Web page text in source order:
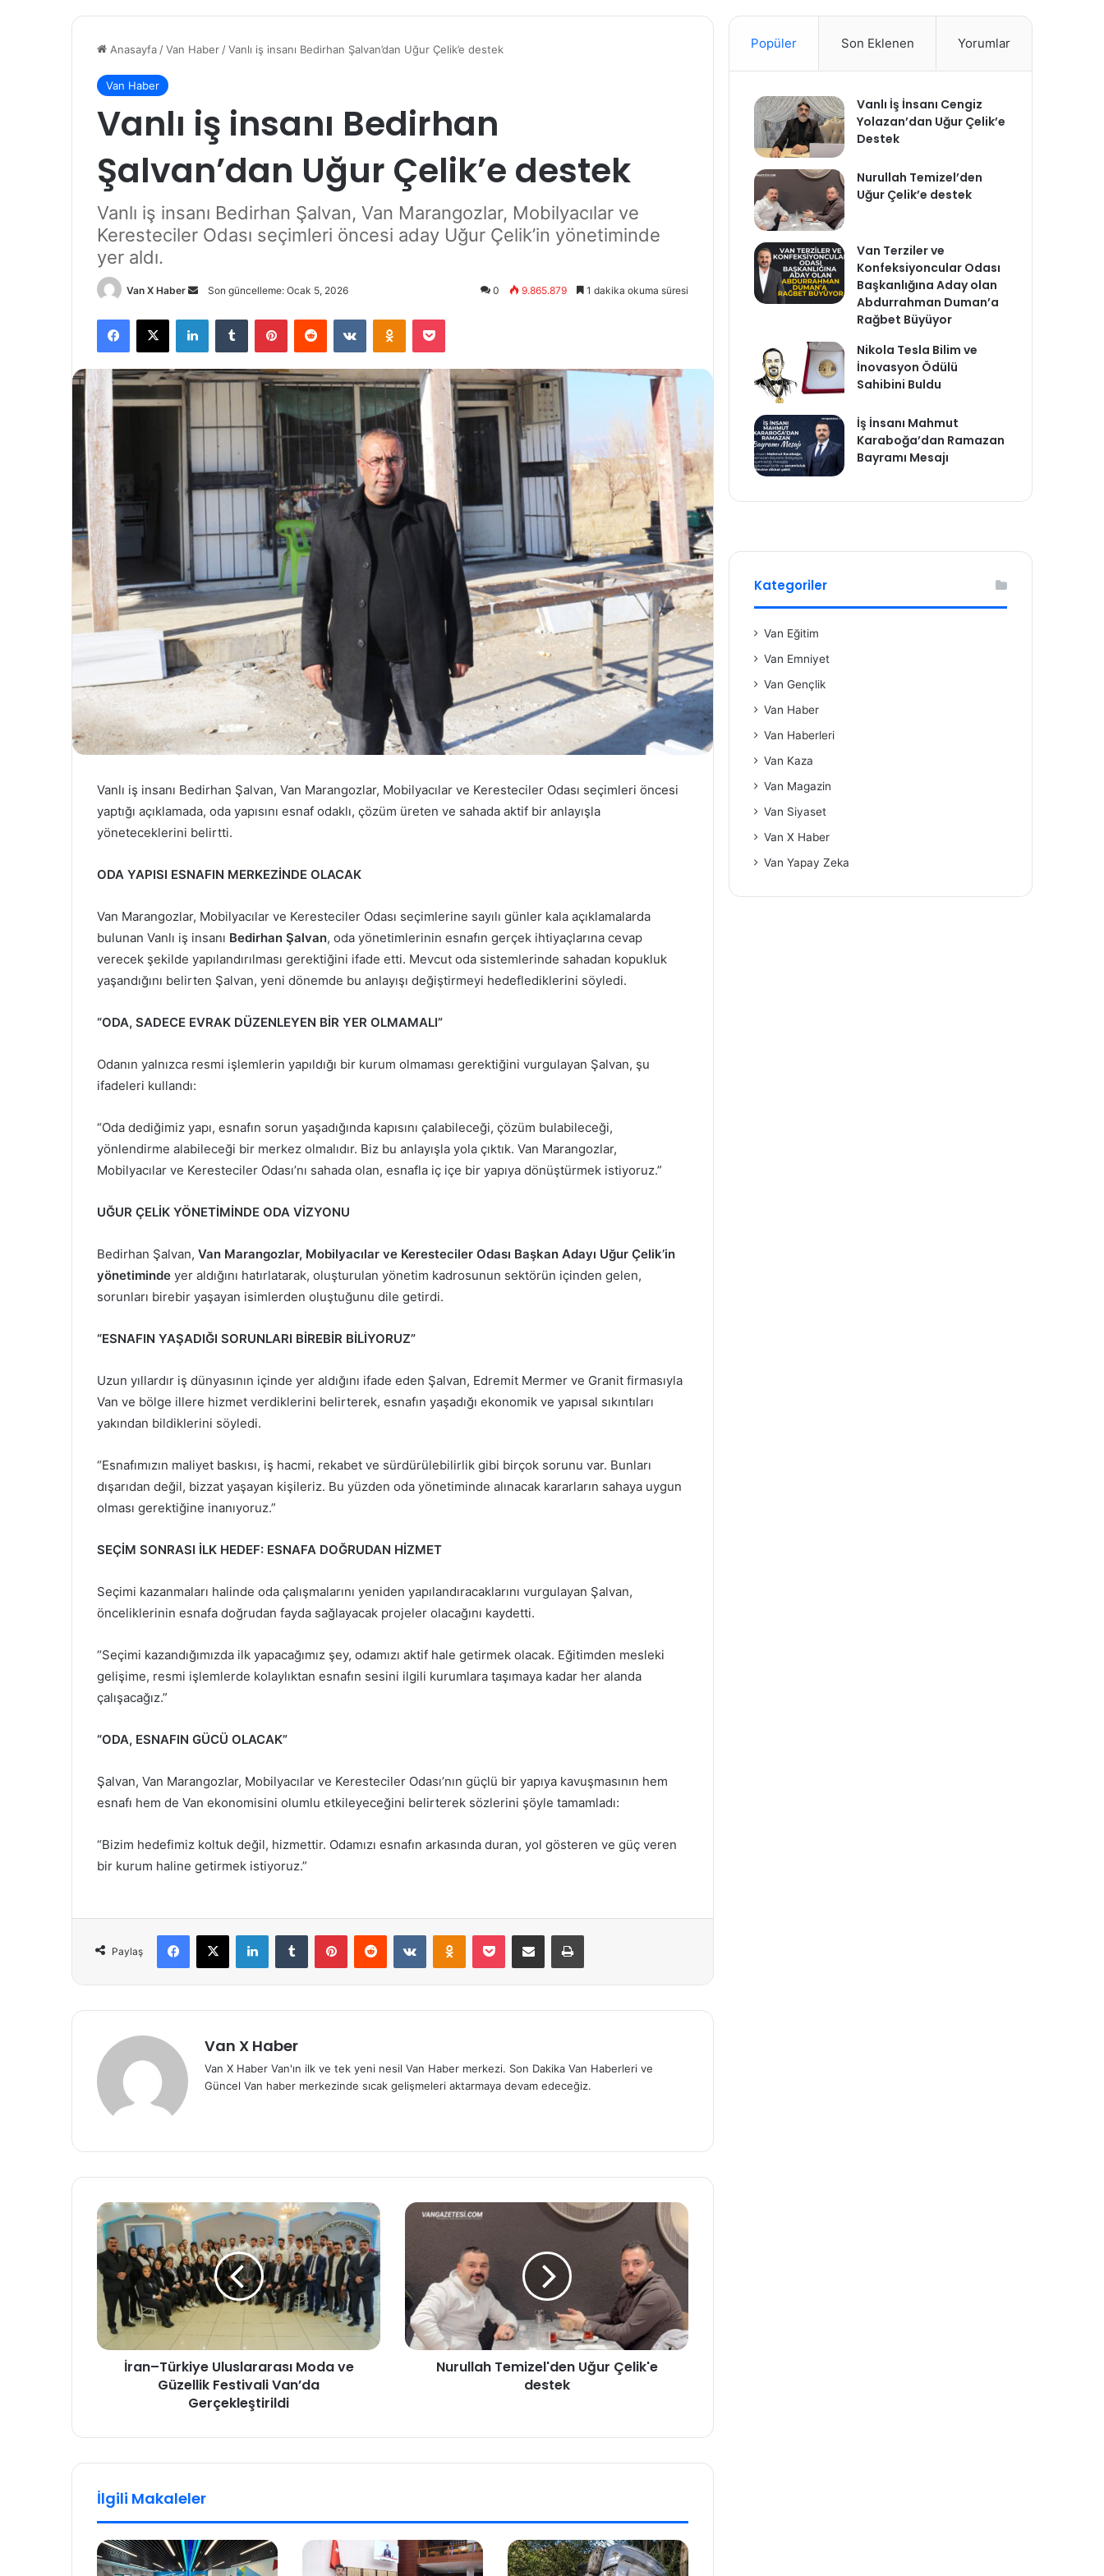
Anasayfa /Van Haber /Vanlı iş insanı Bedirhan Şalvan’dan Uğur Çelik’e destek
Van Haber
Vanlı iş insanı Bedirhan
Şalvan’dan Uğur Çelik’e destek
Vanlı iş insanı Bedirhan Şalvan, Van Marangozlar, Mobilyacılar ve
Keresteciler Odası seçimleri öncesi aday Uğur Çelik’in yönetiminde
yer aldı.
Van X Haber
Bir
göndermek
Son güncelleme: Ocak 5, 2026 0 9.865.879 1 dakika okuma süresi
Facebook
X LinkedInTumblr PinterestReddit VKontakteOdnoklassniki
Pocket
Vanlı iş insanı Bedirhan Şalvan, Van Marangozlar, Mobilyacılar ve Keresteciler Odası seçimleri öncesi
yaptığı açıklamada, oda yapısını esnaf odaklı, çözüm üreten ve sahada aktif bir anlayışla
yöneteceklerini belirtti.
ODA YAPISI ESNAFIN MERKEZİNDE OLACAK
Van Marangozlar, Mobilyacılar ve Keresteciler Odası seçimlerine sayılı günler kala açıklamalarda
bulunan Vanlı iş insanı Bedirhan Şalvan, oda yönetimlerinin esnafın gerçek ihtiyaçlarına cevap
verecek şekilde yapılandırılması gerektiğini ifade etti. Mevcut oda sistemlerinde sahadan kopukluk
yaşandığını belirten Şalvan, yeni dönemde bu anlayışı değiştirmeyi hedeflediklerini söyledi.
“ODA, SADECE EVRAK DÜZENLEYEN BİR YER OLMAMALI”
Odanın yalnızca resmi işlemlerin yapıldığı bir kurum olmaması gerektiğini vurgulayan Şalvan, şu
ifadeleri kullandı:
“Oda dediğimiz yapı, esnafın sorun yaşadığında kapısını çalabileceği, çözüm bulabileceği,
yönlendirme alabileceği bir merkez olmalıdır. Biz bu anlayışla yola çıktık. Van Marangozlar,
Mobilyacılar ve Keresteciler Odası’nı sahada olan, esnafla iç içe bir yapıya dönüştürmek istiyoruz.”
UĞUR ÇELİK YÖNETİMİNDE ODA VİZYONU
Bedirhan Şalvan, Van Marangozlar, Mobilyacılar ve Keresteciler Odası Başkan Adayı Uğur Çelik’in
yönetiminde yer aldığını hatırlatarak, oluşturulan yönetim kadrosunun sektörün içinden gelen,
sorunları birebir yaşayan isimlerden oluştuğunu dile getirdi.
“ESNAFIN YAŞADIĞI SORUNLARI BİREBİR BİLİYORUZ”
Uzun yıllardır iş dünyasının içinde yer aldığını ifade eden Şalvan, Edremit Mermer ve Granit firmasıyla
Van ve bölge illere hizmet verdiklerini belirterek, esnafın yaşadığı ekonomik ve yapısal sıkıntıları
yakından bildiklerini söyledi.
“Esnafımızın maliyet baskısı, iş hacmi, rekabet ve sürdürülebilirlik gibi birçok sorunu var. Bunları
dışarıdan değil, bizzat yaşayan kişileriz. Bu yüzden oda yönetiminde alınacak kararların sahaya uygun
olması gerektiğine inanıyoruz.”
SEÇİM SONRASI İLK HEDEF: ESNAFA DOĞRUDAN HİZMET
Seçimi kazanmaları halinde oda çalışmalarını yeniden yapılandıracaklarını vurgulayan Şalvan,
önceliklerinin esnafa doğrudan fayda sağlayacak projeler olacağını kaydetti.
“Seçimi kazandığımızda ilk yapacağımız şey, odamızı aktif hale getirmek olacak. Eğitimden mesleki
gelişime, resmi işlemlerde kolaylıktan esnafın sesini ilgili kurumlara taşımaya kadar her alanda
çalışacağız.”
“ODA, ESNAFIN GÜCÜ OLACAK”
Şalvan, Van Marangozlar, Mobilyacılar ve Keresteciler Odası’nın güçlü bir yapıya kavuşmasının hem
esnafı hem de Van ekonomisini olumlu etkileyeceğini belirterek sözlerini şöyle tamamladı:
“Bizim hedefimiz koltuk değil, hizmettir. Odamızı esnafın arkasında duran, yol gösteren ve güç veren
bir kurum haline getirmek istiyoruz.”
Paylaş
Facebook
X LinkedInTumblr PinterestReddit VKontakteOdnoklassniki
Pocket E-Posta ile paylaş Yazdır
Van X Haber
Van X Haber Van'ın ilk ve tek yeni nesil Van Haber merkezi. Son Dakika Van Haberleri ve
Güncel Van haber merkezinde sıcak gelişmeleri aktarmaya devam edeceğiz.
İran–Türkiye Uluslararası Moda ve
Güzellik Festivali Van’da
Gerçekleştirildi
Nurullah Temizel'den Uğur Çelik'e
destek
İlgili Makaleler
Popüler Son Eklenen Yorumlar
Vanlı İş İnsanı Cengiz
Yolazan’dan Uğur Çelik’e
Destek
Nurullah Temizel’den
Uğur Çelik’e destek
Van Terziler ve
Konfeksiyoncular Odası
Başkanlığına Aday olan
Abdurrahman Duman’a
Rağbet Büyüyor
Nikola Tesla Bilim ve
İnovasyon Ödülü
Sahibini Buldu
İş İnsanı Mahmut
Karaboğa’dan Ramazan
Bayramı Mesajı
Kategoriler
Van Eğitim
Van Emniyet
Van Gençlik
Van Haber
Van Haberleri
Van Kaza
Van Magazin
Van Siyaset
Van X Haber
Van Yapay Zeka